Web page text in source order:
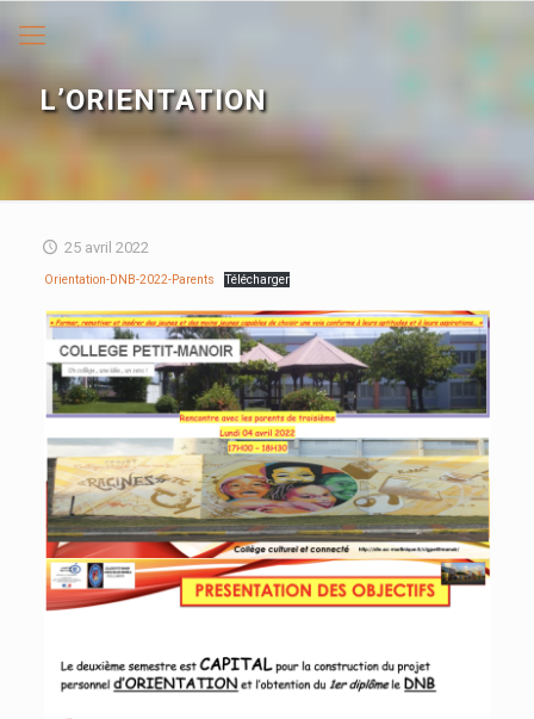
L’ORIENTATION
25 avril 2022
Orientation-DNB-2022-Parents Télécharger